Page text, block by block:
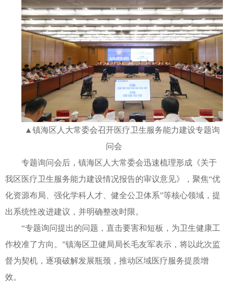
▲镇海区人大常委会召开医疗卫生服务能力建设专题询
问会
专题询问会后，镇海区人大常委会迅速梳理形成《关于
我区医疗卫生服务能力建设情况报告的审议意见》，聚焦“优
化资源布局、强化学科人才、健全公卫体系”等核心领域，提
出系统性改进建议，并明确整改时限。
“专题询问提出的问题，直击要害和短板，为卫生健康工
作校准了方向。”镇海区卫健局局长毛友军表示，将以此次监
督为契机，逐项破解发展瓶颈，推动区域医疗服务提质增
效。